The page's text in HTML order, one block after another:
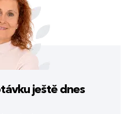
ještě dnes